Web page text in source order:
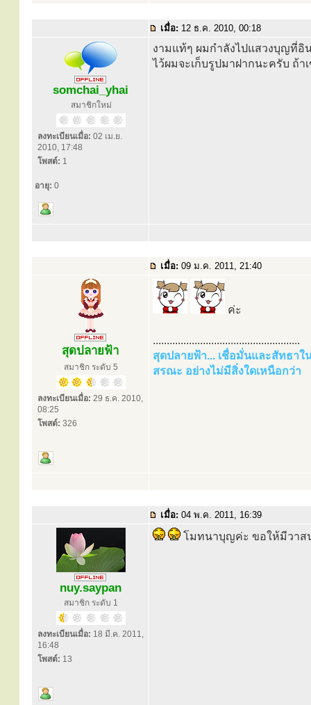
เมื่อ: 12 ธ.ค. 2010, 00:18
somchai_yhai
สมาชิกใหม่
ลงทะเบียนเมื่อ: 02 เม.ย.
2010, 17:48
โพสต์: 1
อายุ: 0
งามแท้ๆ ผมกำลังไปแสวงบุญที่อิ
ไว้ผมจะเก็บรูปมาฝากนะครับ ถ้
เมื่อ: 09 ม.ค. 2011, 21:40
สุดปลายฟ้า
สมาชิก ระดับ 5
ลงทะเบียนเมื่อ: 29 ธ.ค. 2010,
08:25
โพสต์: 326
ค่ะ
.....................................................
สุดปลายฟ้า... เชื่อมั่นและสัทธาใ
สรณะ อย่างไม่มีสิ่งใดเหนือกว่า
เมื่อ: 04 พ.ค. 2011, 16:39
nuy.saypan
สมาชิก ระดับ 1
ลงทะเบียนเมื่อ: 18 มี.ค. 2011,
16:48
โพสต์: 13
โมทนาบุญค่ะ ขอให้มีวาส